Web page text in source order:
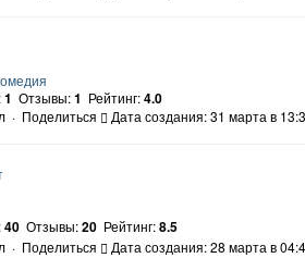
1 Отзывы:1 Рейтинг:4.0
· Поделиться Дата создания: 31 марта в
40 Отзывы:20 Рейтинг:8.5
· Поделиться Дата создания: 28 марта в